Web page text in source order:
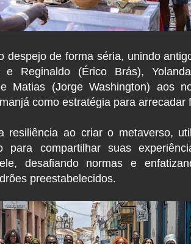
despejo de forma séria, unindo
e Reginaldo (Érico Brás),
Matias (Jorge Washington) aos
como estratégia para arrecadar
resiliência ao criar o metaverso,
para compartilhar suas
desafiando normas e
preestabelecidos.